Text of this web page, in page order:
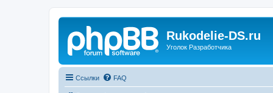
Rukodelie-DS.ru
Уголок Разработчика
Ссылки FAQ